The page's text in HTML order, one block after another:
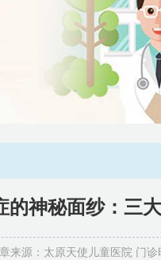
的神秘面纱：三
来源：太原天使儿童医院 门诊